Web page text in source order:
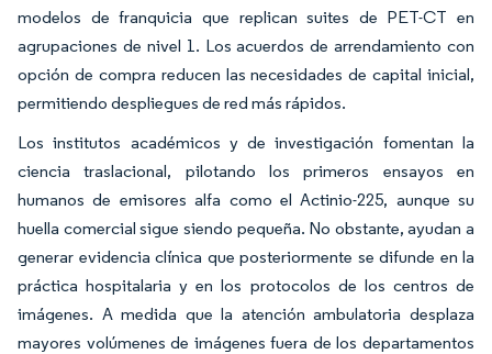
modelos de franquicia que replican suites de PET-CT en
agrupaciones de nivel 1. Los acuerdos de arrendamiento con
opción de compra reducen las necesidades de capital inicial,
permitiendo despliegues de red más rápidos.
Los institutos académicos y de investigación fomentan la
ciencia traslacional, pilotando los primeros ensayos en
humanos de emisores alfa como el Actinio-225, aunque su
huella comercial sigue siendo pequeña. No obstante, ayudan a
generar evidencia clínica que posteriormente se difunde en la
práctica hospitalaria y en los protocolos de los centros de
imágenes. A medida que la atención ambulatoria desplaza
mayores volúmenes de imágenes fuera de los departamentos